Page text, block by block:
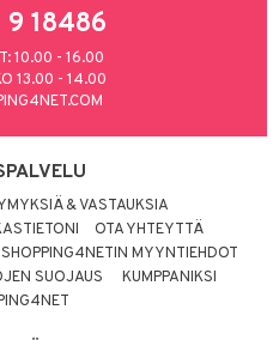
18486
10.00 - 16.00
13.00 - 14.00
& VASTAUKSIA
OTA YHTEYTTÄ
MYYNTIEHDOT
SUOJAUS
KUMPPANIKSI